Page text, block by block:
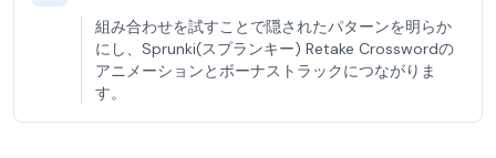
組み合わせを試すことで隠されたパターンを明らか
にし、Sprunki(スプランキー) Retake Crosswordの
アニメーションとボーナストラックにつながりま
す。